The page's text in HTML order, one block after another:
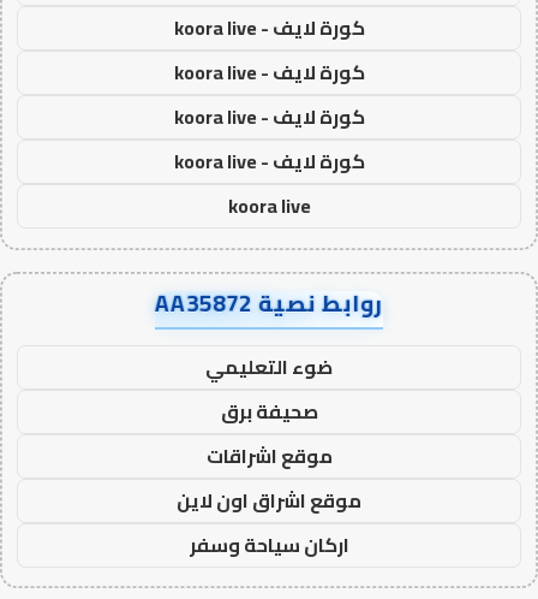
كورة لايف - koora live
كورة لايف - koora live
كورة لايف - koora live
كورة لايف - koora live
koora live
روابط نصية AA35872
ضوء التعليمي
صحيفة برق
موقع اشراقات
موقع اشراق اون لاين
اركان سياحة وسفر